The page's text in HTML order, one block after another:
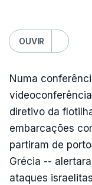
OUVIR
Numa
diretivo da
embarcações
partiram de
Grécia --
ataques